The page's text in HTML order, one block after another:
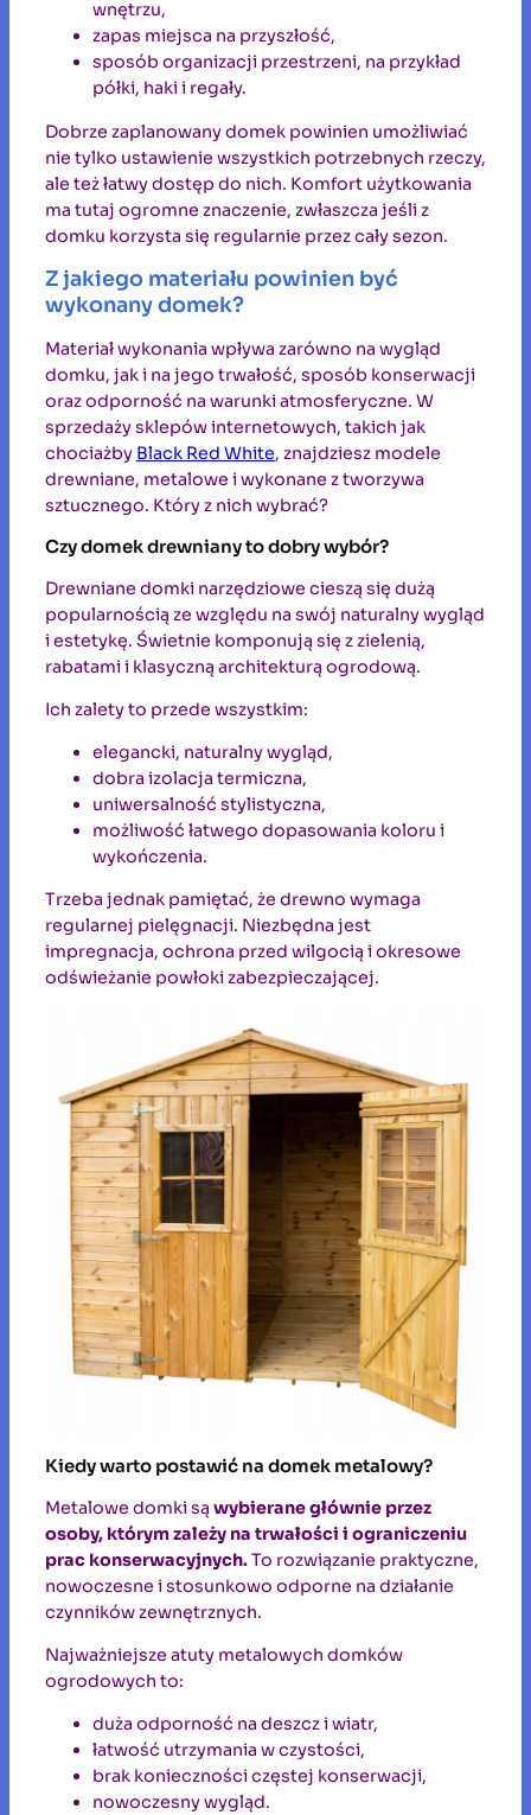
wnętrzu,
zapas miejsca na przyszłość,
sposób organizacji przestrzeni, na przykład
półki, haki i regały.
Dobrze zaplanowany domek powinien umożliwiać
nie tylko ustawienie wszystkich potrzebnych rzeczy,
ale też łatwy dostęp do nich. Komfort użytkowania
ma tutaj ogromne znaczenie, zwłaszcza jeśli z
domku korzysta się regularnie przez cały sezon.
Z jakiego materiału powinien być
wykonany domek?
Materiał wykonania wpływa zarówno na wygląd
domku, jak i na jego trwałość, sposób konserwacji
oraz odporność na warunki atmosferyczne. W
sprzedaży sklepów internetowych, takich jak
chociażby Black Red White, znajdziesz modele
drewniane, metalowe i wykonane z tworzywa
sztucznego. Który z nich wybrać?
Czy domek drewniany to dobry wybór?
Drewniane domki narzędziowe cieszą się dużą
popularnością ze względu na swój naturalny wygląd
i estetykę. Świetnie komponują się z zielenią,
rabatami i klasyczną architekturą ogrodową.
Ich zalety to przede wszystkim:
elegancki, naturalny wygląd,
dobra izolacja termiczna,
uniwersalność stylistyczna,
możliwość łatwego dopasowania koloru i
wykończenia.
Trzeba jednak pamiętać, że drewno wymaga
regularnej pielęgnacji. Niezbędna jest
impregnacja, ochrona przed wilgocią i okresowe
odświeżanie powłoki zabezpieczającej.
Kiedy warto postawić na domek metalowy?
Metalowe domki są wybierane głównie przez
osoby, którym zależy na trwałości i ograniczeniu
prac konserwacyjnych.To rozwiązanie praktyczne,
nowoczesne i stosunkowo odporne na działanie
czynników zewnętrznych.
Najważniejsze atuty metalowych domków
ogrodowych to:
duża odporność na deszcz i wiatr,
łatwość utrzymania w czystości,
brak konieczności częstej konserwacji,
nowoczesny wygląd.